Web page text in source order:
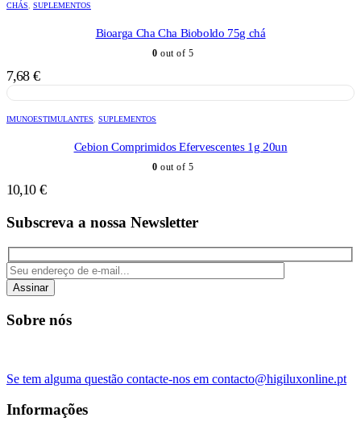
CHÁS, SUPLEMENTOS
Bioarga Cha Cha Bioboldo 75g chá
0 out of 5
7,68 €
IMUNOESTIMULANTES, SUPLEMENTOS
Cebion Comprimidos Efervescentes 1g 20un
0 out of 5
10,10 €
Subscreva a nossa Newsletter
Assinar
Sobre nós
Se tem alguma questão contacte-nos em contacto@higiluxonline.pt
Informações